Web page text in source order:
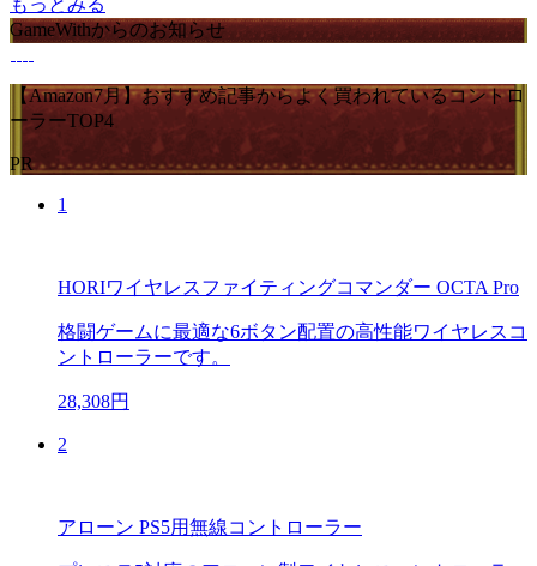
GameWithからのお知らせ
【Amazon7月】おすすめ記事からよく買われているコントロ
ーラーTOP4
PR
1
HORIワイヤレスファイティングコマンダー OCTA Pro
格闘ゲームに最適な6ボタン配置の高性能ワイヤレスコ
ントローラーです。
28,308円
2
アローン PS5用無線コントローラー